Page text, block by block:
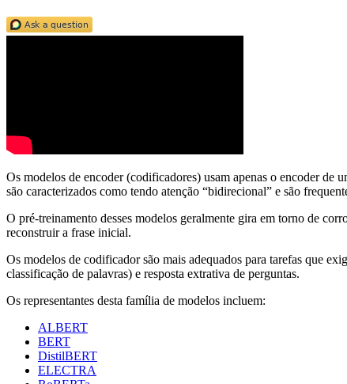
Os modelos de encoder (codificadores) usam apenas o encoder de
são caracterizados como tendo atenção “bidirecional” e são
O pré-treinamento desses modelos geralmente gira em torno de
reconstruir a frase inicial.
Os modelos de codificador são mais adequados para tarefas que
classificação de palavras) e resposta extrativa de perguntas.
Os representantes desta família de modelos incluem:
ALBERT
BERT
DistilBERT
ELECTRA